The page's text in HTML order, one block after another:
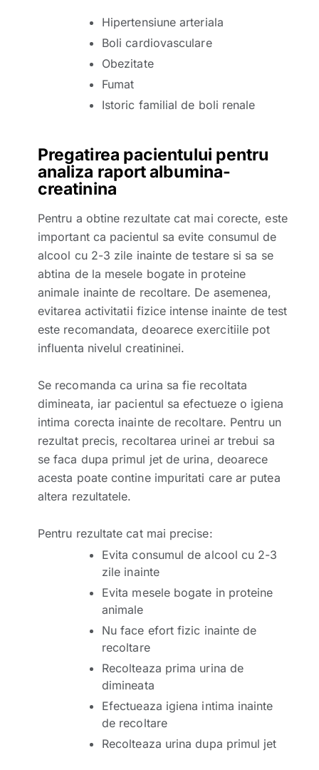
Hipertensiune arteriala
Boli cardiovasculare
Obezitate
Fumat
Istoric familial de boli renale
Pregatirea pacientului pentru
analiza raport albumina-
creatinina
Pentru a obtine rezultate cat mai corecte, este
important ca pacientul sa evite consumul de
alcool cu 2-3 zile inainte de testare si sa se
abtina de la mesele bogate in proteine
animale inainte de recoltare. De asemenea,
evitarea activitatii fizice intense inainte de test
este recomandata, deoarece exercitiile pot
influenta nivelul creatininei.
Se recomanda ca urina sa fie recoltata
dimineata, iar pacientul sa efectueze o igiena
intima corecta inainte de recoltare. Pentru un
rezultat precis, recoltarea urinei ar trebui sa
se faca dupa primul jet de urina, deoarece
acesta poate contine impuritati care ar putea
altera rezultatele.
Pentru rezultate cat mai precise:
Evita consumul de alcool cu 2-3
zile inainte
Evita mesele bogate in proteine
animale
Nu face efort fizic inainte de
recoltare
Recolteaza prima urina de
dimineata
Efectueaza igiena intima inainte
de recoltare
Recolteaza urina dupa primul jet